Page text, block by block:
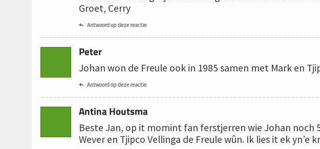
Groet, Cerry
 Antwoord op deze reactie
Peter
Johan won de Freule ook in 1985 samen met Mark en
 Antwoord op deze reactie
Antina Houtsma
Beste Jan, op it momint fan ferstjerren wie Johan noch
Wever en Tjipco Vellinga de Freule wûn. Ik lies it ek